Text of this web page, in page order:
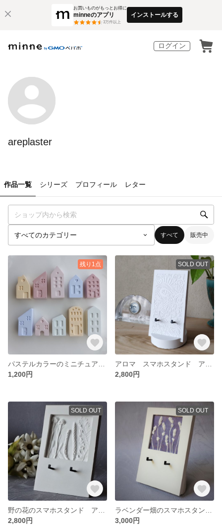
お買いものがもっとお得に
minneのアプリ
3万件以上
インストールする
ログイン
areplaster
作品一覧 シリーズ プロフィール レター
すべて 販売中
残り1点
1,200円
SOLD OUT
2,800円
SOLD OUT
2,800円
SOLD OUT
3,000円